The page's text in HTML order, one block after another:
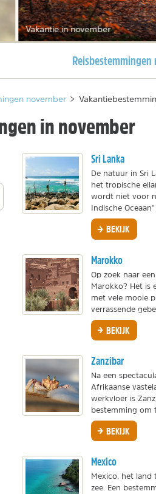
Vakantie in november
Huidige pagina
Reisbestemmingen
november >
in november
Sri Lanka
De natuur in Sri
het tropische
wordt niet voor
Indische
BEKIJK
Marokko
Op zoek naar
Marokko? Het is
met vele mooie
verrassende
BEKIJK
Zanzibar
Na een
Afrikaanse
werkvloer is
bestemming om
BEKIJK
Mexico
Mexico, het land
zee. Een